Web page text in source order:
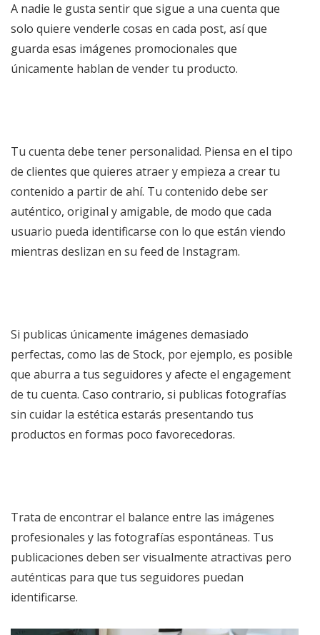
A nadie le gusta sentir que sigue a una cuenta que
solo quiere venderle cosas en cada post, así que
guarda esas imágenes promocionales que
únicamente hablan de vender tu producto.
Tu cuenta debe tener personalidad. Piensa en el tipo
de clientes que quieres atraer y empieza a crear tu
contenido a partir de ahí. Tu contenido debe ser
auténtico, original y amigable, de modo que cada
usuario pueda identificarse con lo que están viendo
mientras deslizan en su feed de Instagram.
Si publicas únicamente imágenes demasiado
perfectas, como las de Stock, por ejemplo, es posible
que aburra a tus seguidores y afecte el engagement
de tu cuenta. Caso contrario, si publicas fotografías
sin cuidar la estética estarás presentando tus
productos en formas poco favorecedoras.
Trata de encontrar el balance entre las imágenes
profesionales y las fotografías espontáneas. Tus
publicaciones deben ser visualmente atractivas pero
auténticas para que tus seguidores puedan
identificarse.